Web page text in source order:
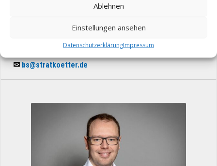
Ablehnen
Einstellungen ansehen
DatenschutzerklärungImpressum
Auftragsmanagement & Disposition
✉bs@stratkoetter.de